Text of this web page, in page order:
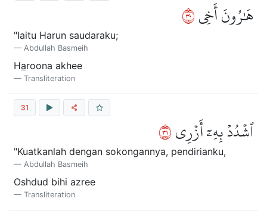
هَٰرُونَ أَخِي٠٣
"Iaitu Harun saudaraku;
Abdullah Basmeih
Haroona akhee
Transliteration
31
ٱشۡدُدۡ بِهِۦٓ أَزۡرِي١٣
"Kuatkanlah dengan sokongannya, pendirianku,
Abdullah Basmeih
Oshdud bihi azree
Transliteration